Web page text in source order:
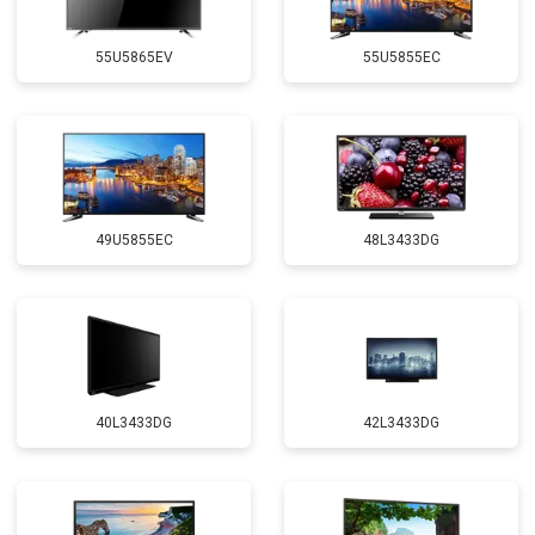
55U5865EV 55U5855EC
49U5855EC 48L3433DG
40L3433DG 42L3433DG